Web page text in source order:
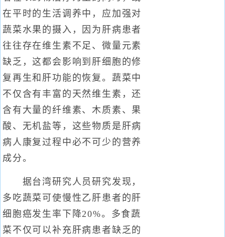
在平时的生活调养中，应加强对
蔬菜水果的摄入，因为肝病患者
往往存在维生素不足、微量元素
缺乏，这都会影响到肝细胞的修
复再生和肝功能的恢复。蔬菜中
不仅含有丰富的天然维生素，还
含有大量的纤维素、木质素、果
酸、无机盐等，这些物质是肝病
病人康复过程中必不可少的营养
成分。
据台湾研究人员研究发现，
多吃蔬菜可使慢性乙肝患者的肝
细胞癌发生率下降20%。多食蔬
菜不仅可以补充肝病患者缺乏的